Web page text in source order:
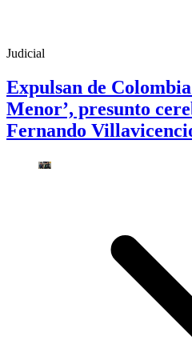
Judicial
Expulsan de
Menor’, presunto
Fernando